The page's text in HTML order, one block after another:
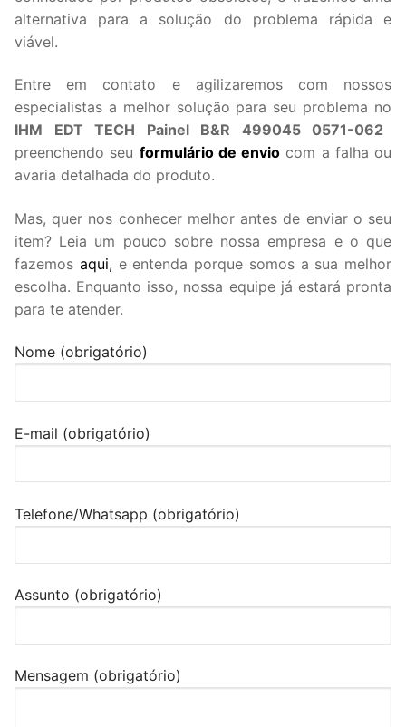
alternativa para a solução do problema rápida e
viável.
Entre em contato e agilizaremos com nossos
especialistas a melhor solução para seu problema no
IHM EDT TECH Painel B&R 499045 0571-062
preenchendo seu formulário de envio com a falha ou
avaria detalhada do produto.
Mas, quer nos conhecer melhor antes de enviar o seu
item? Leia um pouco sobre nossa empresa e o que
fazemos aqui,e entenda porque somos a sua melhor
escolha. Enquanto isso, nossa equipe já estará pronta
para te atender.
Nome (obrigatório)
E-mail (obrigatório)
Telefone/Whatsapp (obrigatório)
Assunto (obrigatório)
Mensagem (obrigatório)